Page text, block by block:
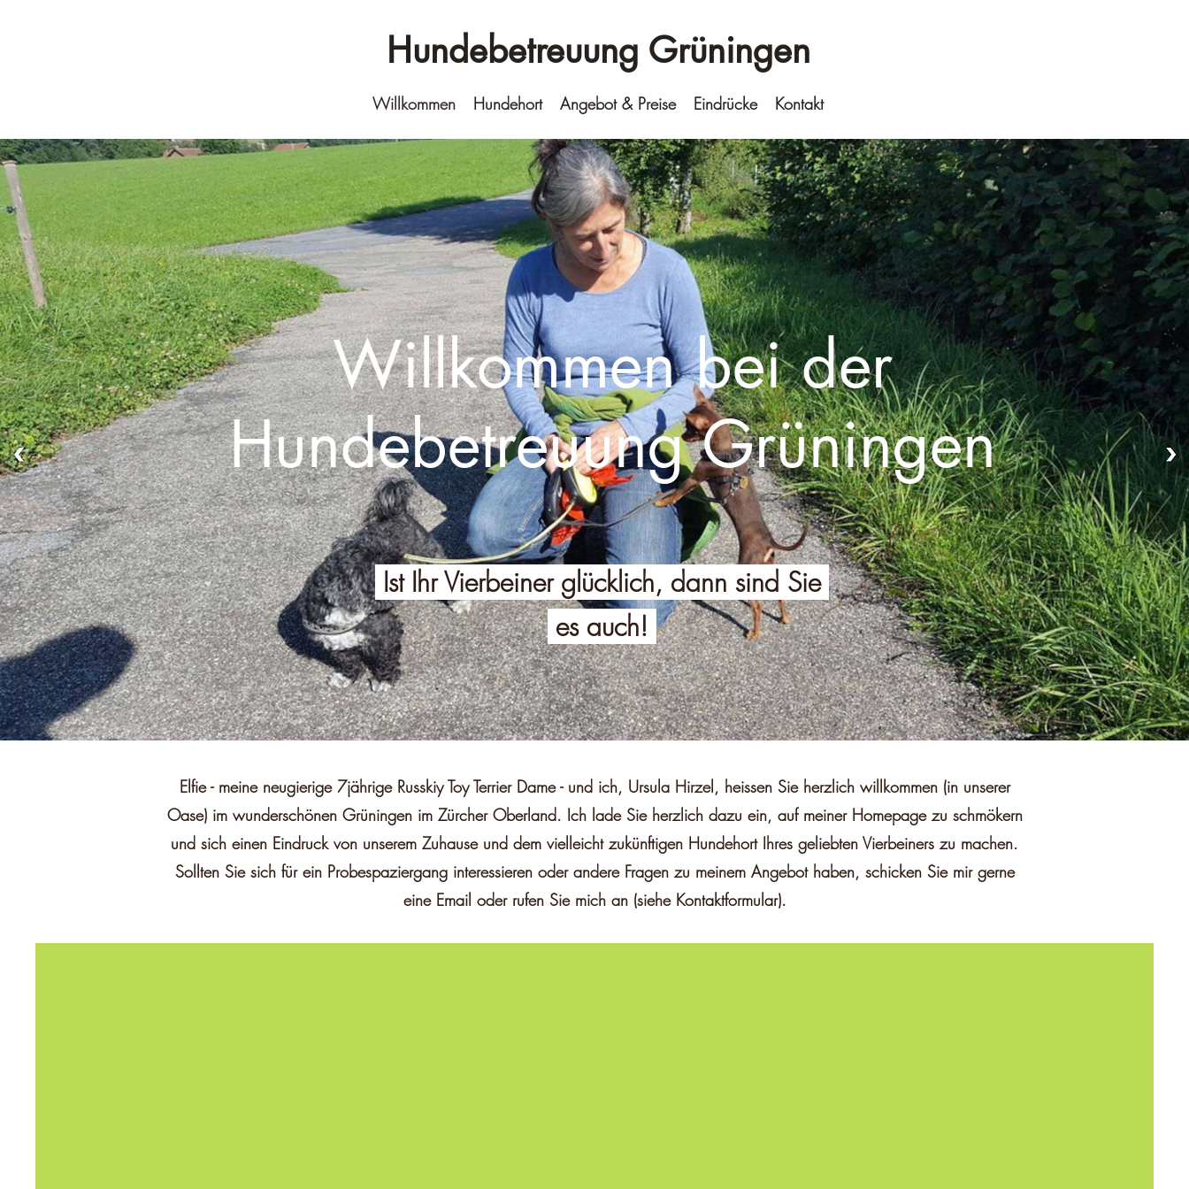
Hundebetreuung Grüningen
Willkommen Hundehort Angebot & Preise Eindrücke Kontakt
Willkommen bei der
Hundebetreuung Grüningen
Ist Ihr Vierbeiner glücklich, dann sind Sie
es auch!
Elfie - meine neugierige 7jährige Russkiy Toy Terrier Dame - und ich, Ursula Hirzel, heissen Sie herzlich willkommen (in unserer
Oase) im wunderschönen Grüningen im Zürcher Oberland. Ich lade Sie herzlich dazu ein, auf meiner Homepage zu schmökern
und sich einen Eindruck von unserem Zuhause und dem vielleicht zukünftigen Hundehort Ihres geliebten Vierbeiners zu machen.
Sollten Sie sich für ein Probespaziergang interessieren oder andere Fragen zu meinem Angebot haben, schicken Sie mir gerne
eine Email oder rufen Sie mich an (siehe Kontaktformular).